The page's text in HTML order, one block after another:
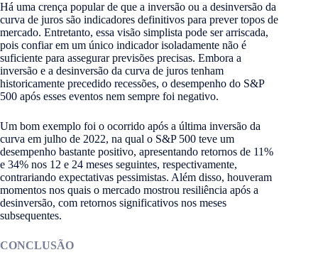
Há uma crença popular de que a inversão ou a desinversão da
curva de juros são indicadores definitivos para prever topos de
mercado. Entretanto, essa visão simplista pode ser arriscada,
pois confiar em um único indicador isoladamente não é
suficiente para assegurar previsões precisas. Embora a
inversão e a desinversão da curva de juros tenham
historicamente precedido recessões, o desempenho do S&P
500 após esses eventos nem sempre foi negativo.
Um bom exemplo foi o ocorrido após a última inversão da
curva em julho de 2022, na qual o S&P 500 teve um
desempenho bastante positivo, apresentando retornos de 11%
e 34% nos 12 e 24 meses seguintes, respectivamente,
contrariando expectativas pessimistas. Além disso, houveram
momentos nos quais o mercado mostrou resiliência após a
desinversão, com retornos significativos nos meses
subsequentes.
CONCLUSÃO